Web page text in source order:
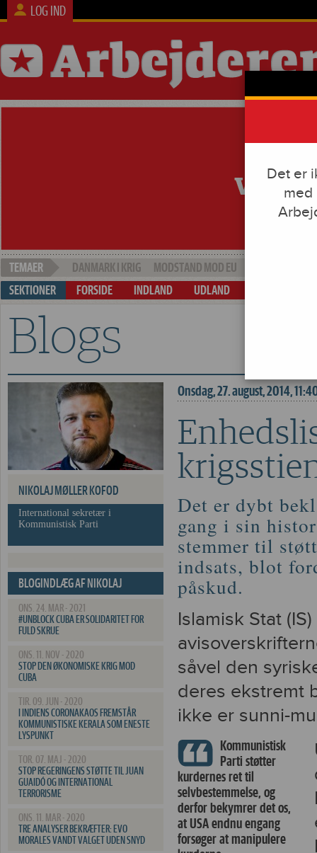
LOG IND
DANMARK I KRIG MODSTAND MOD EU
FORSIDE
INDLAND UDLAND
Enhedslisten atter
Blogs
NIKOLAJ MØLLER KOFOD
International sekretær i
Kommunistisk Parti
BLOGINDLÆG AF NIKOLAJ
MØLLER KOFOD
ONS. 24. MAR - 2021
#UNBLOCK CUBA ER SOLIDARITET FOR
FULD SKRUE
ONS. 11. NOV - 2020
STOP DEN ØKONOMISKE KRIG MOD
CUBA
TIR. 09. JUN - 2020
I INDIENS CORONAKAOS FREMSTÅR
KOMMUNISTISKE KERALA SOM ENESTE
LYSPUNKT
TOR. 07. MAJ - 2020
STOP REGERINGENS STØTTE TIL JUAN
GUAIDÓ OG INTERNATIONAL
TERRORISME
ONS. 11. MAR - 2020
TRE ANALYSER BEKRÆFTER: EVO
MORALES VANDT VALGET UDEN SNYD
Onsdag, 27. august, 2014,
Det er dybt
gang i sin
stemmer til
indsats, blot
påskud.
Islamisk Stat
såvel den
deres ekstremt
ikke er sunni-
Kommunistisk
Parti støtter
kurdernes ret til
selvbestemmelse, og
derfor bekymrer det os,
at USA endnu engang
forsøger at manipulere
Det er